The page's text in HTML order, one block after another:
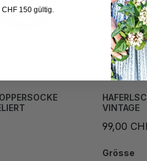
VINTAGE
99,00
Grösse
150 gültig.